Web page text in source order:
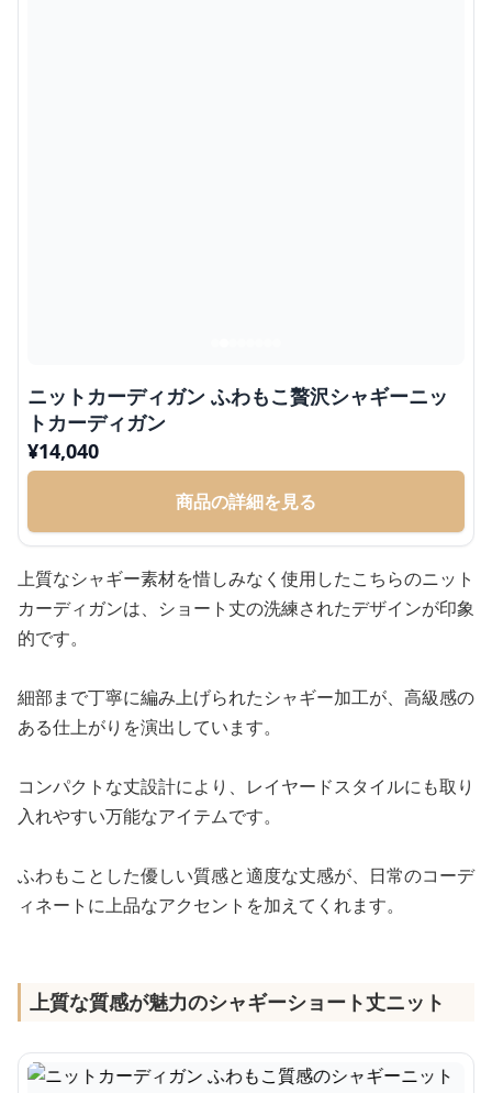
ニットカーディガン ふわもこ贅沢シャギーニッ
トカーディガン
¥14,040
商品の詳細を見る
上質なシャギー素材を惜しみなく使用したこちらのニット
カーディガンは、ショート丈の洗練されたデザインが印象
的です。
細部まで丁寧に編み上げられたシャギー加工が、高級感の
ある仕上がりを演出しています。
コンパクトな丈設計により、レイヤードスタイルにも取り
入れやすい万能なアイテムです。
ふわもことした優しい質感と適度な丈感が、日常のコーデ
ィネートに上品なアクセントを加えてくれます。
上質な質感が魅力のシャギーショート丈ニット